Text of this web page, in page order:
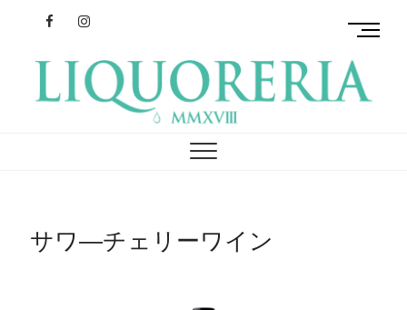
FacebookInstagram
リクオレリア
M
u
サワ―チェリーワイン